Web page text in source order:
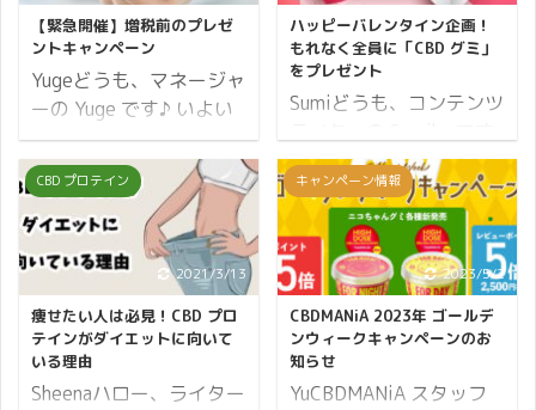
【緊急開催】増税前のプレゼ
ントキャンペーン
Yugeどうも、マネージャ
ーの Yuge です♪ いよい
よ増税も目前に迫ってき
ました。 消費税を 10%
も払わなければならない
現実に頭がクラクラしま
すが、そうはいっても買
い物というのは生きる上
で切り離しにくいもので
すよね。 2% も増税され
ることでストレスを感じ
たり、心が穏やかではな
ハッピーバレンタイン企画！
もれなく全員に「CBD グミ」
をプレゼント
Sumiどうも、コンテンツ
♪ 2月14日はバレンタイ
ンデー♪ 世界各地でカッ
プルの愛の誓いの日とさ
れていて、日本ではチョ
コレートを贈る習慣にな
っていますよね。 そこで
CBDMANiA では日頃のご
愛顧に感謝の意を込めま
して、チョコレートでは
CBD プロテイン
2021/3/13
痩せたい人は必見！CBD プロ
テインがダイエットに向いて
いる理由
Sheenaハロー、ライター
キャンペーン情報
2023/5/2
CBDMANiA 2023年 ゴールデ
ンウィークキャンペーンのお
知らせ
YuCBDMANiA スタッフ